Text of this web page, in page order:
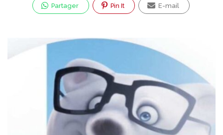
Partager Pin It E-mail